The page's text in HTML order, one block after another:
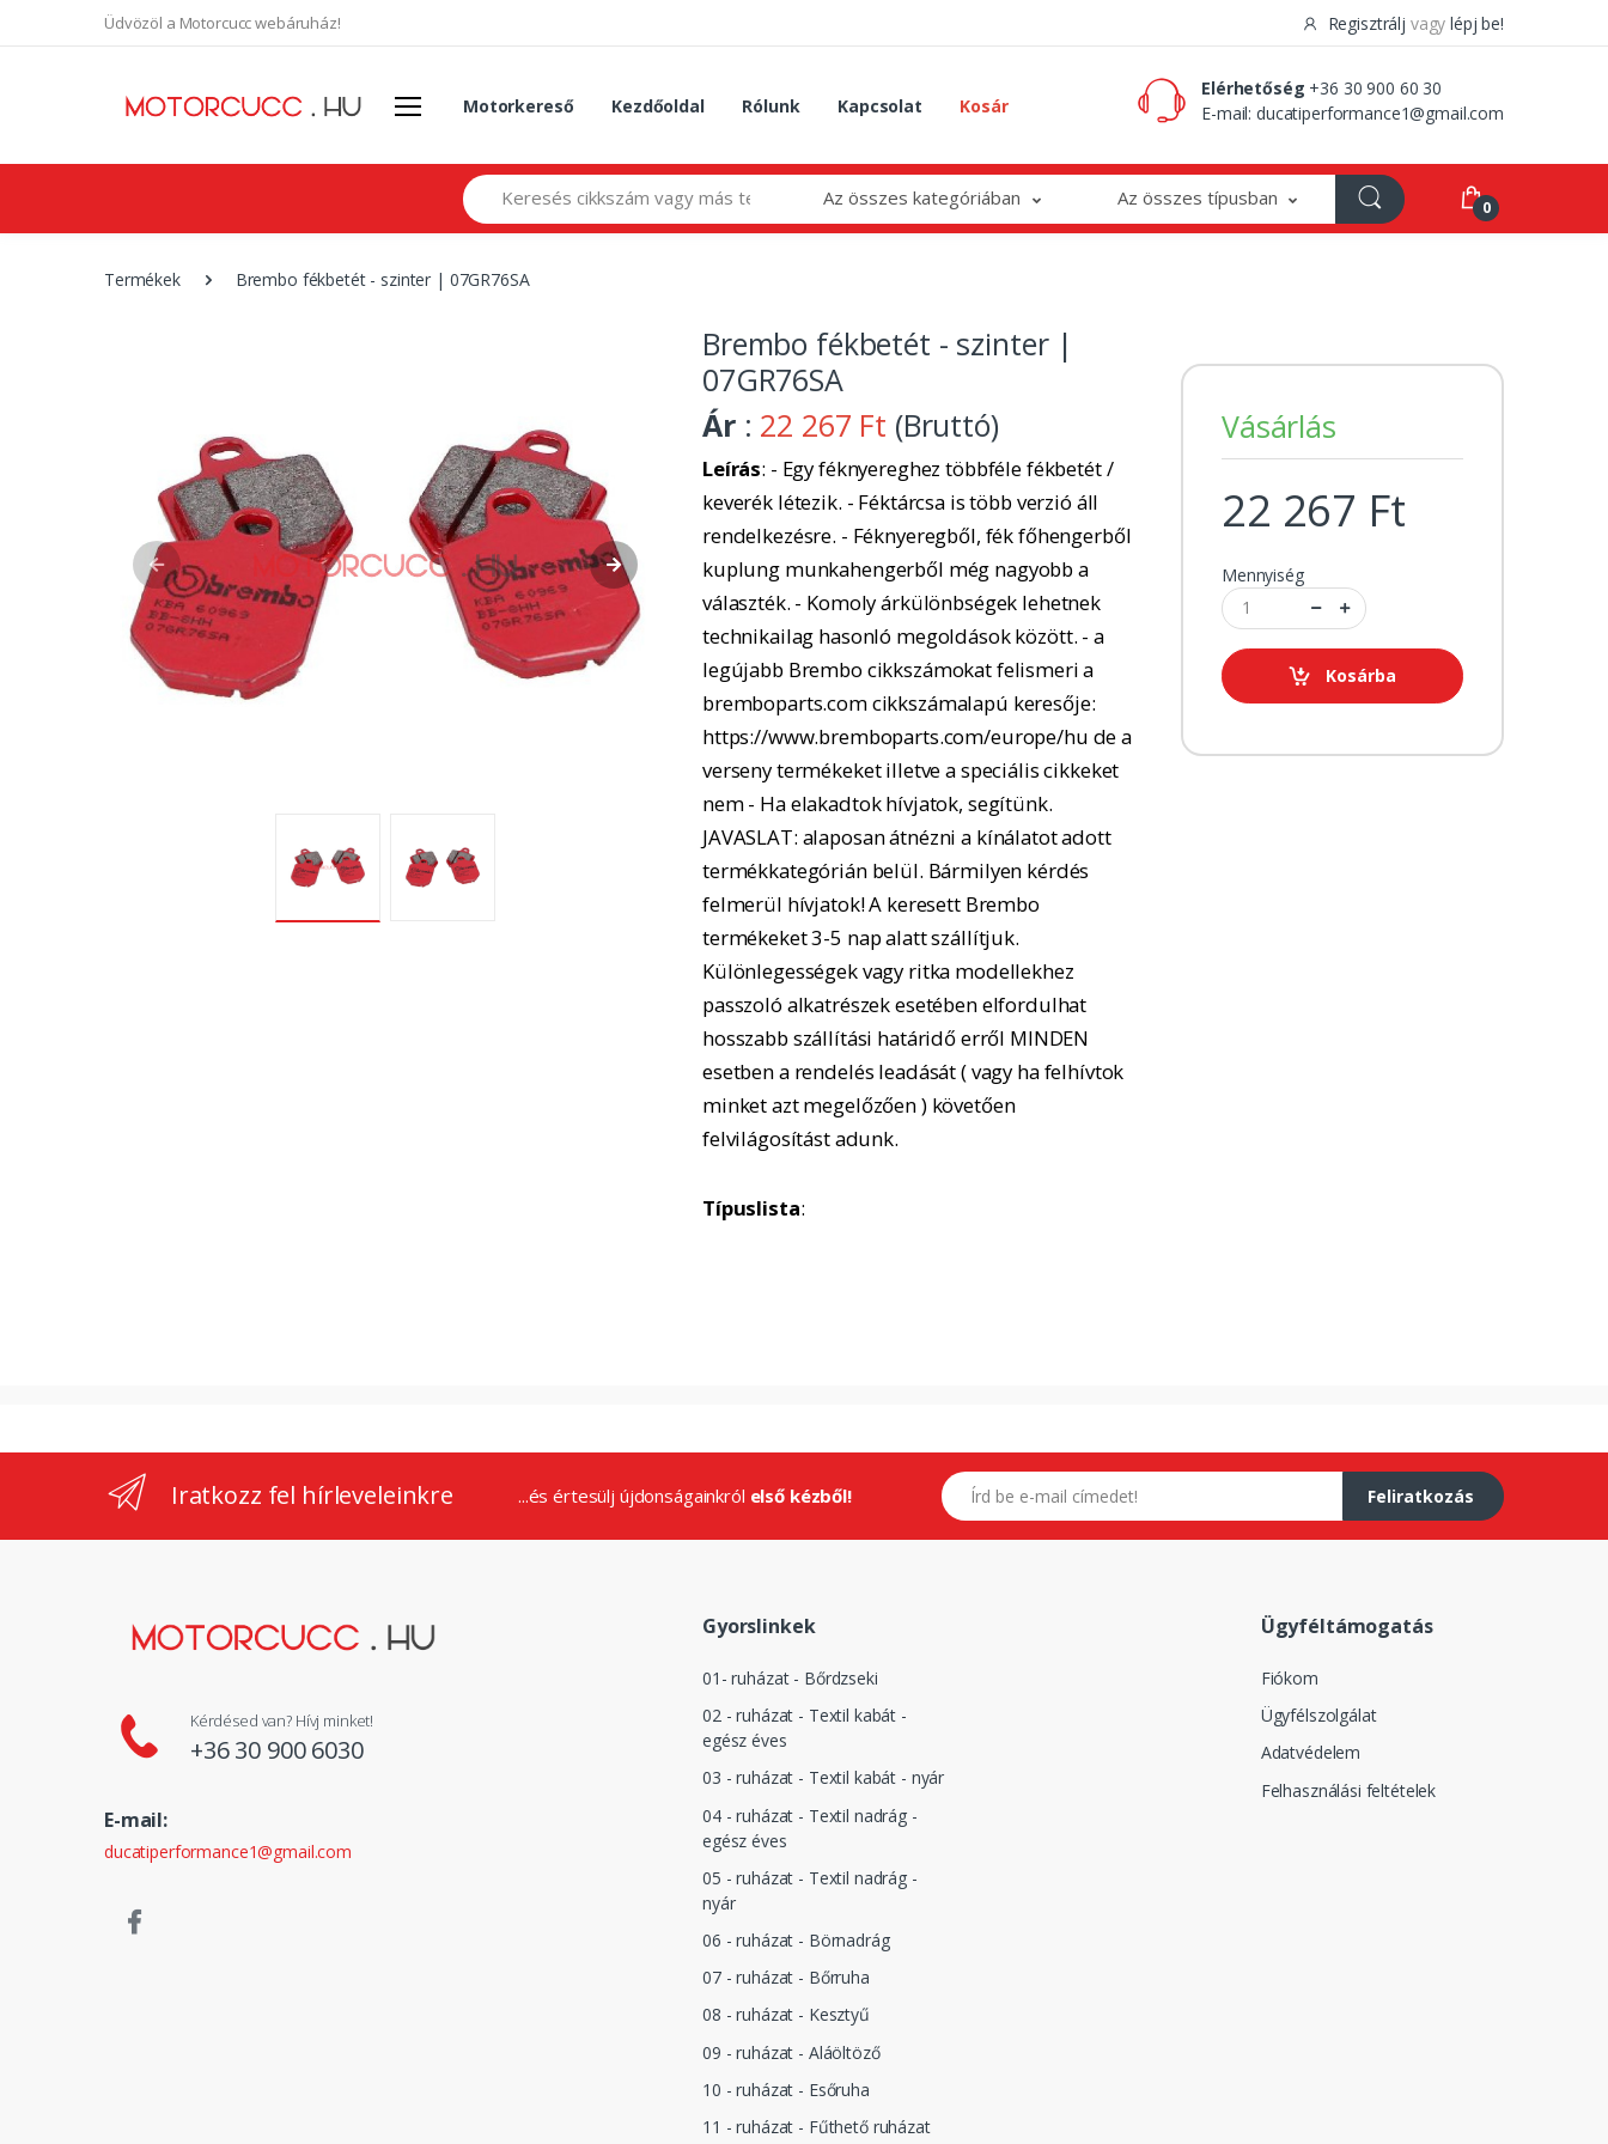
Üdvözöl a Motorcucc webáruház! Regisztrálj vagy lépj be!
Motorkereső Kezdőoldal Rólunk Kapcsolat Kosár
Elérhetőség +36 30 900 60 30
E-mail:ducatiperformance1@gmail.com
Search Az összes kategóriában Az összes típusban 0
Termékek Brembo fékbetét - szinter | 07GR76SA
Brembo fékbetét - szinter |
07GR76SA
Ár : 22 267 Ft (Bruttó)
Leírás: - Egy féknyereghez többféle fékbetét /
keverék létezik. - Féktárcsa is több verzió áll
rendelkezésre. - Féknyeregből, fék főhengerből
kuplung munkahengerből még nagyobb a
választék. - Komoly árkülönbségek lehetnek
technikailag hasonló megoldások között. - a
legújabb Brembo cikkszámokat felismeri a
bremboparts.com cikkszámalapú keresője:
https://www.bremboparts.com/europe/hu de a
verseny termékeket illetve a speciális cikkeket
nem - Ha elakadtok hívjatok, segítünk.
JAVASLAT: alaposan átnézni a kínálatot adott
termékkategórián belül. Bármilyen kérdés
felmerül hívjatok! A keresett Brembo
termékeket 3-5 nap alatt szállítjuk.
Különlegességek vagy ritka modellekhez
passzoló alkatrészek esetében elfordulhat
hosszabb szállítási határidő erről MINDEN
esetben a rendelés leadását ( vagy ha felhívtok
minket azt megelőzően ) követően
felvilágosítást adunk.
Típuslista:
Vásárlás
22 267 Ft
Mennyiség
Kosárba
Iratkozz fel hírleveleinkre ...és értesülj újdonságainkról első kézből!
E-mail címed
Feliratkozás
Kérdésed van? Hívj minket!
+36 30 900 6030
E-mail:
ducatiperformance1@gmail.com
Gyorslinkek
01- ruházat - Bőrdzseki
02 - ruházat - Textil kabát -
egész éves
03 - ruházat - Textil kabát - nyár
04 - ruházat - Textil nadrág -
egész éves
05 - ruházat - Textil nadrág -
nyár
06 - ruházat - Börnadrág
07 - ruházat - Bőrruha
08 - ruházat - Kesztyű
09 - ruházat - Aláöltöző
10 - ruházat - Esőruha
11 - ruházat - Fűthető ruházat
Ügyféltámogatás
Fiókom
Ügyfélszolgálat
Adatvédelem
Felhasználási feltételek